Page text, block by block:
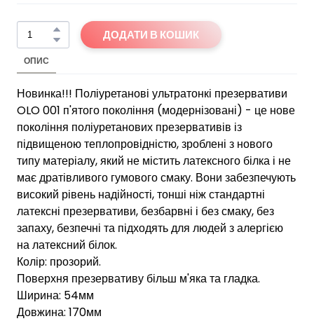
ДОДАТИ В КОШИК
ОПИС
Новинка!!! Поліуретанові ультратонкі презервативи
OLO 001 п'ятого покоління (модернізовані) - це нове
покоління поліуретанових презервативів із
підвищеною теплопровідністю, зроблені з нового
типу матеріалу, який не містить латексного білка і не
має дратівливого гумового смаку. Вони забезпечують
високий рівень надійності, тонші ніж стандартні
латексні презервативи, безбарвні і без смаку, без
запаху, безпечні та підходять для людей з алергією
на латексний білок.
Колір: прозорий.
Поверхня презервативу більш м'яка та гладка.
Ширина: 54мм
Довжина: 170мм